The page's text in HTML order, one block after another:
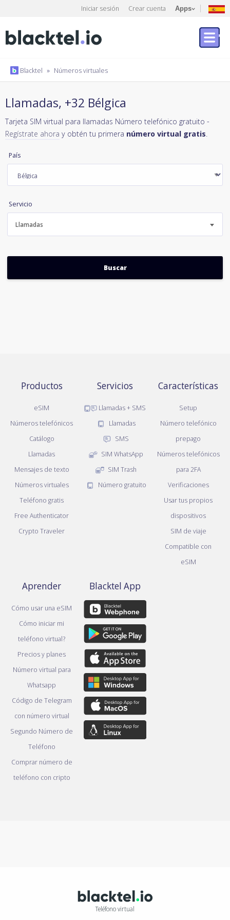
Iniciar sesión Crear cuenta Apps
Blacktel » Números virtuales
Llamadas, +32 Bélgica
Tarjeta SIM virtual para llamadas Número telefónico gratuito -
Regístrate ahora y obtén tu primera número virtual gratis.
País
Servicio
Llamadas
Productos
eSIM
Números telefónicos
Catálogo
Llamadas
Mensajes de texto
Números virtuales
Teléfono gratis
Free Authenticator
Crypto Traveler
Servicios
Llamadas + SMS
Llamadas
SMS
SIM WhatsApp
SIM Trash
Número gratuito
Características
Setup
Número telefónico
prepago
Números telefónicos
para 2FA
Verificaciones
Usar tus propios
dispositivos
SIM de viaje
Compatible con
eSIM
Aprender
Cómo usar una eSIM
Cómo iniciar mi
teléfono virtual?
Precios y planes
Número virtual para
Whatsapp
Código de Telegram
con número virtual
Segundo Número de
Teléfono
Comprar número de
teléfono con cripto
Blacktel App
Teléfono virtual